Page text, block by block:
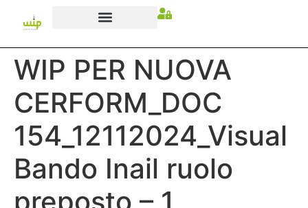
WIP PER NUOVA
CERFORM_DOC
154_12112024_Visual
Bando Inail ruolo